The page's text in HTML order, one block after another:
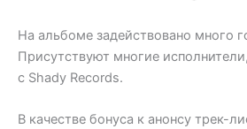
На альбоме задействовано много
Присутствуют многие
с Shady Records.
В качестве бонуса к анонсу трек-